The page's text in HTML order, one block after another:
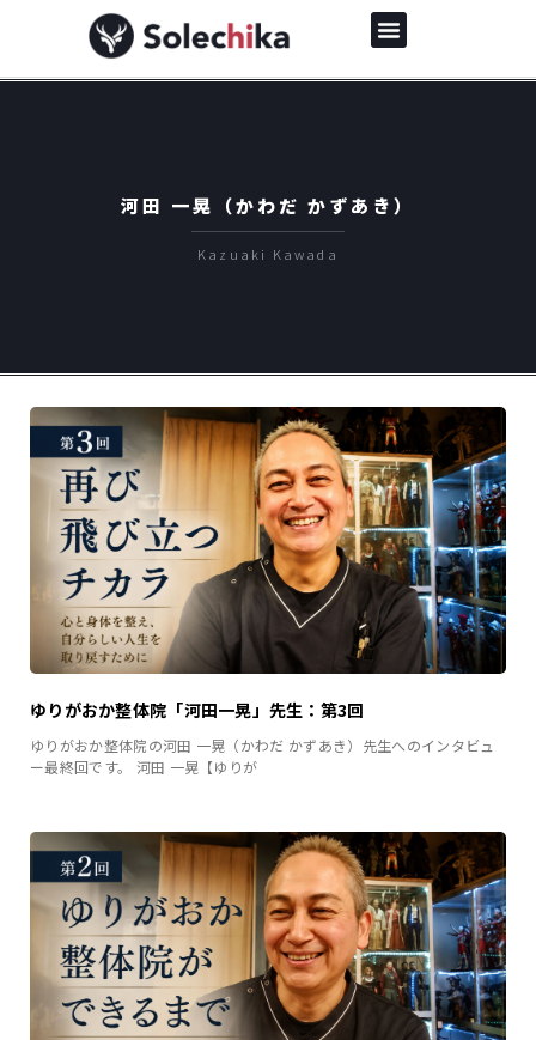
河田 一晃（かわだ かずあき）
Kazuaki Kawada
ゆりがおか整体院「河田一晃」先生：第3回
ゆりがおか整体院の河田 一晃（かわだ かずあき）先生へのインタビュ
ー最終回です。 河田 一晃【ゆりが